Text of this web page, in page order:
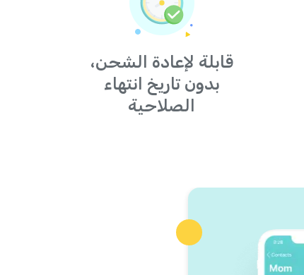
قابلة لإعادة الشحن،
بدون تاريخ انتهاء
الصلاحية